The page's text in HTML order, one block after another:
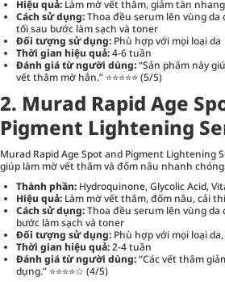
Hiệu quả: Làm mờ vết thâm, giảm tàn
Cách sử dụng:Thoa đều serum lên vùng da
tối sau bước làm sạch và toner
Đối tượng sử dụng: Phù hợp với mọi loại da
Thời gian hiệu quả:4-6 tuần
Đánh giá từ người dùng:“Sản phẩm này
vết thâm mờ hẳn.” ⭐⭐⭐⭐⭐ (5/5)
2. Murad Rapid Age
Pigment Lightening
Murad Rapid Age Spot and Pigment Lightening
giúp làm mờ vết thâm và đốm nâu nhanh
Thành phần: Hydroquinone, Glycolic Acid,
Hiệu quả: Làm mờ vết thâm, đốm nâu, cải
Cách sử dụng:Thoa đều serum lên vùng da
bước làm sạch và toner
Đối tượng sử dụng: Phù hợp với mọi loại
Thời gian hiệu quả:2-4 tuần
Đánh giá từ người dùng:“Các vết thâm
dụng.” ⭐⭐⭐⭐☆ (4/5)